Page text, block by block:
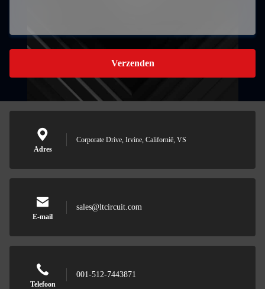
Verzenden
Adres
Corporate Drive, Irvine, Californië, VS
E-mail
sales@ltcircuit.com
Telefoon
001-512-7443871